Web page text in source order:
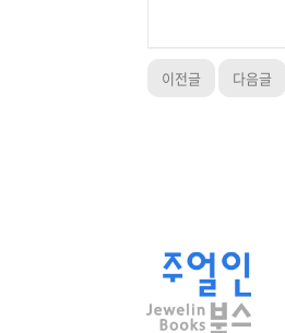
이전글 다음글